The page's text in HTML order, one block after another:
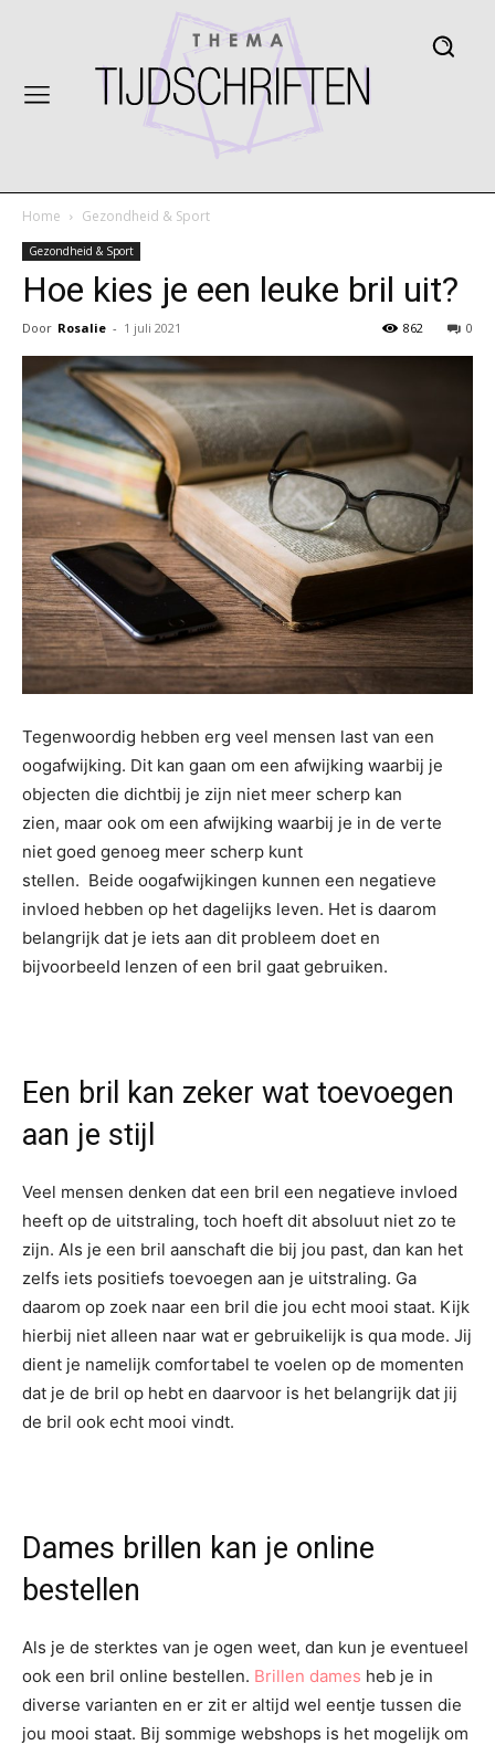
Home Gezondheid & Sport
Gezondheid & Sport
Hoe kies je een leuke bril uit?
Door Rosalie - 1 juli 2021 0
862
Tegenwoordig hebben erg veel mensen last van een
oogafwijking. Dit kan gaan om een afwijking waarbij je
objecten die dichtbij je zijn niet meer scherp kan
zien, maar ook om een afwijking waarbij je in de verte
niet goed genoeg meer scherp kunt
stellen. Beide oogafwijkingen kunnen een negatieve
invloed hebben op het dagelijks leven. Het is daarom
belangrijk dat je iets aan dit probleem doet en
bijvoorbeeld lenzen of een bril gaat gebruiken.
Een bril kan zeker wat toevoegen
aan je stijl
Veel mensen denken dat een bril een negatieve invloed
heeft op de uitstraling, toch hoeft dit absoluut niet zo te
zijn. Als je een bril aanschaft die bij jou past, dan kan het
zelfs iets positiefs toevoegen aan je uitstraling. Ga
daarom op zoek naar een bril die jou echt mooi staat. Kijk
hierbij niet alleen naar wat er gebruikelijk is qua mode. Jij
dient je namelijk comfortabel te voelen op de momenten
dat je de bril op hebt en daarvoor is het belangrijk dat jij
de bril ook echt mooi vindt.
Dames brillen kan je online
bestellen
Als je de sterktes van je ogen weet, dan kun je eventueel
ook een bril online bestellen. Brillen dames heb je in
diverse varianten en er zit er altijd wel eentje tussen die
jou mooi staat. Bij sommige webshops is het mogelijk om